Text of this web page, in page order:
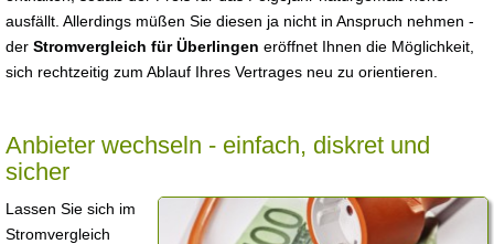
ausfällt. Allerdings müßen Sie diesen ja nicht in Anspruch nehmen -
der Stromvergleich für Überlingen eröffnet Ihnen die Möglichkeit,
sich rechtzeitig zum Ablauf Ihres Vertrages neu zu orientieren.
Anbieter wechseln - einfach, diskret und
sicher
Lassen Sie sich im
Stromvergleich